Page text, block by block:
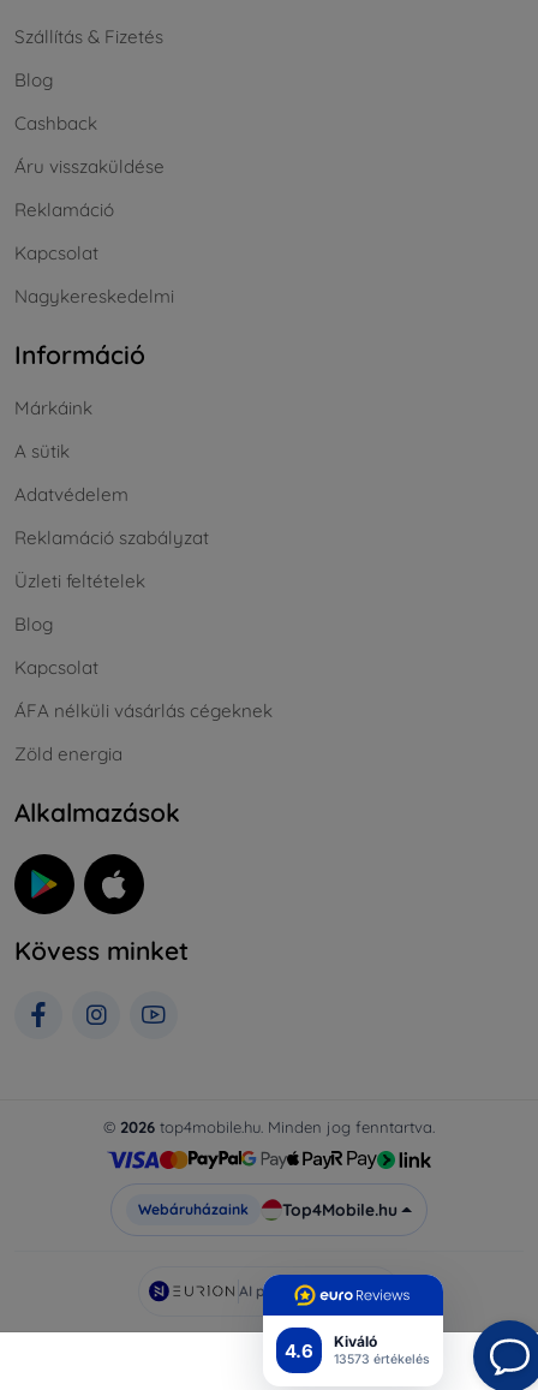
4.6 Kiváló
13573 értékelés
Szállítás & Fizetés
Blog
Cashback
Áru visszaküldése
Reklamáció
Kapcsolat
Nagykereskedelmi
Információ
Márkáink
A sütik
Adatvédelem
Reklamáció szabályzat
Üzleti feltételek
Blog
Kapcsolat
ÁFA nélküli vásárlás cégeknek
Zöld energia
Alkalmazások
Kövess minket
© 2026 top4mobile.hu. Minden jog fenntartva.
Webáruházaink Top4Mobile.hu
AI powered byEurion